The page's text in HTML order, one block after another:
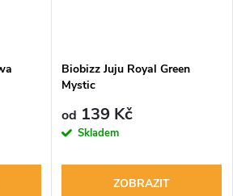
Biobizz Juju Royal Green
Mystic
od 139 Kč
Skladem
ZOBRAZIT